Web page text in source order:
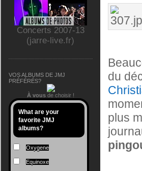
Concerts 2007-13
(jarre-live.fr)
VOS ALBUMS DE JMJ
PRÉFÉRÉS?
À vous de choisir !
What are your
favorite JMJ
albums?
Oxygene
Equinoxe
du
plus